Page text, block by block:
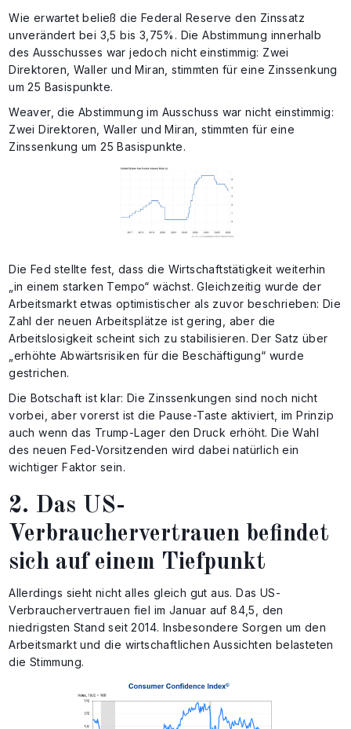
Wie erwartet beließ die Federal Reserve den Zinssatz
unverändert bei 3,5 bis 3,75%. Die Abstimmung innerhalb
des Ausschusses war jedoch nicht einstimmig: Zwei
Direktoren, Waller und Miran, stimmten für eine Zinssenkung
um 25 Basispunkte.
Weaver, die Abstimmung im Ausschuss war nicht einstimmig:
Zwei Direktoren, Waller und Miran, stimmten für eine
Zinssenkung um 25 Basispunkte.
Die Fed stellte fest, dass die Wirtschaftstätigkeit weiterhin
„in einem starken Tempo“ wächst. Gleichzeitig wurde der
Arbeitsmarkt etwas optimistischer als zuvor beschrieben: Die
Zahl der neuen Arbeitsplätze ist gering, aber die
Arbeitslosigkeit scheint sich zu stabilisieren. Der Satz über
„erhöhte Abwärtsrisiken für die Beschäftigung“ wurde
gestrichen.
Die Botschaft ist klar: Die Zinssenkungen sind noch nicht
vorbei, aber vorerst ist die Pause-Taste aktiviert, im Prinzip
auch wenn das Trump-Lager den Druck erhöht. Die Wahl
des neuen Fed-Vorsitzenden wird dabei natürlich ein
wichtiger Faktor sein.
2. Das US-
Verbrauchervertrauen befindet
sich auf einem Tiefpunkt
Allerdings sieht nicht alles gleich gut aus. Das US-
Verbrauchervertrauen fiel im Januar auf 84,5, den
niedrigsten Stand seit 2014. Insbesondere Sorgen um den
Arbeitsmarkt und die wirtschaftlichen Aussichten belasteten
die Stimmung.